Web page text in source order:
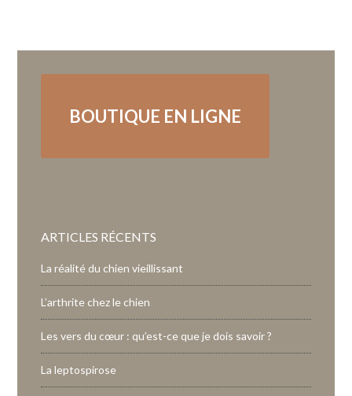
BOUTIQUE EN LIGNE
ARTICLES RÉCENTS
La réalité du chien vieillissant
L’arthrite chez le chien
Les vers du cœur : qu’est-ce que je dois savoir ?
La leptospirose